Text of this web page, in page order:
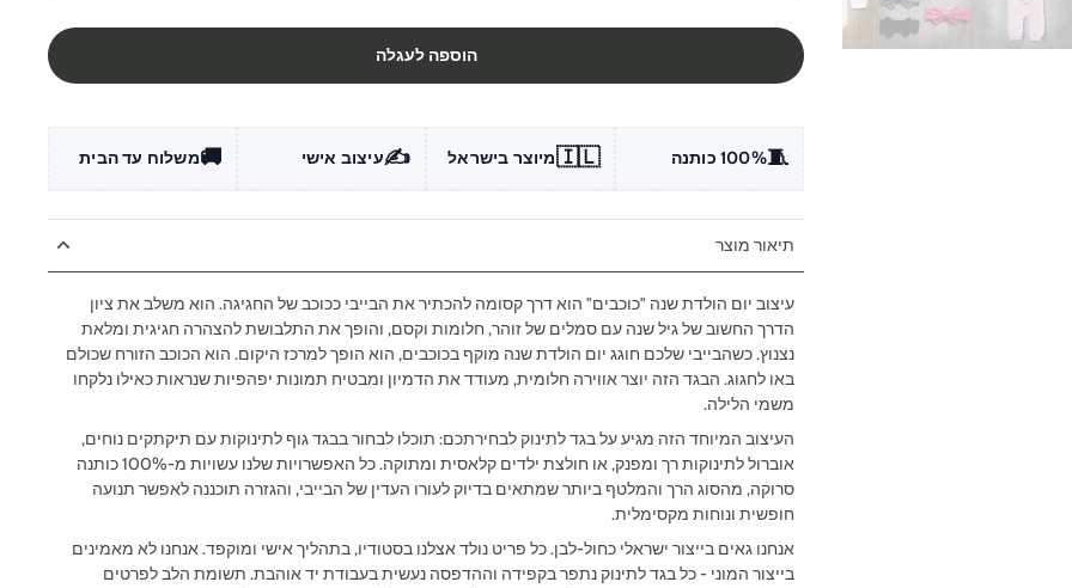
הוספה לעגלה
🧵100% כותנה 🇮🇱מיוצר בישראל ✍️עיצוב אישי 🚚משלוח עד הבית
תיאור מוצר
עיצוב יום הולדת שנה "כוכבים" הוא דרך קסומה להכתיר את הבייבי ככוכב של החגיגה. הוא משלב את ציון
הדרך החשוב של גיל שנה עם סמלים של זוהר, חלומות וקסם, והופך את התלבושת להצהרה חגיגית ומלאת
נצנוץ. כשהבייבי שלכם חוגג יום הולדת שנה מוקף בכוכבים, הוא הופך למרכז היקום. הוא הכוכב הזורח שכולם
באו לחגוג. הבגד הזה יוצר אווירה חלומית, מעודד את הדמיון ומבטיח תמונות יפהפיות שנראות כאילו נלקחו
משמי הלילה.
‫העיצוב המיוחד הזה מגיע על בגד לתינוק לבחירתכם: תוכלו לבחור בבגד גוף לתינוקות עם תיקתקים נוחים,
אוברול לתינוקות רך ומפנק, או חולצת ילדים קלאסית ומתוקה. כל האפשרויות שלנו עשויות מ-100% כותנה
סרוקה, מהסוג הרך והמלטף ביותר שמתאים בדיוק לעורו העדין של הבייבי, והגזרה תוכננה לאפשר תנועה
חופשית ונוחות מקסימלית.‬
אנחנו גאים בייצור ישראלי כחול-לבן. כל פריט נולד אצלנו בסטודיו, בתהליך אישי ומוקפד. אנחנו לא מאמינים
בייצור המוני - כל בגד לתינוק נתפר בקפידה וההדפסה נעשית בעבודת יד אוהבת. תשומת הלב לפרטים